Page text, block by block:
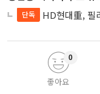
단독 HD현대重, 필
좋아요
0